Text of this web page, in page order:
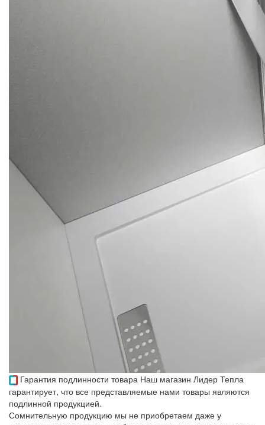
Гарантия подлинности товара Наш магазин Лидер Тепла
гарантирует, что все представляемые нами товары являются
подлинной продукцией.
Сомнительную продукцию мы не приобретаем даже у